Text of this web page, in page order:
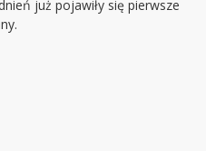
już pojawiły się pierwsze